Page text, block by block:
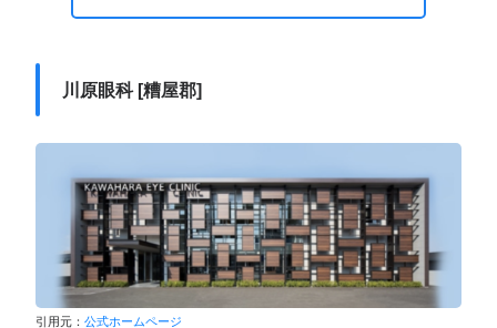
川原眼科 [糟屋郡]
引用元： 公式ホームページ